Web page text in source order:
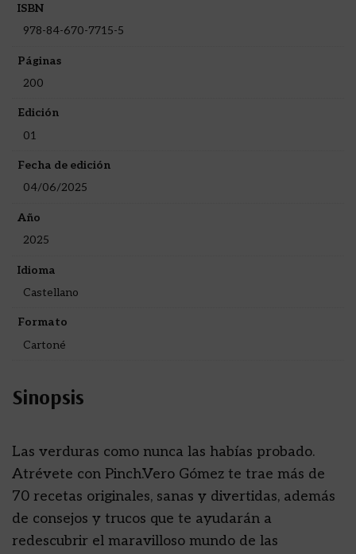
ISBN
978-84-670-7715-5
Páginas
200
Edición
01
Fecha de edición
04/06/2025
Año
2025
Idioma
Castellano
Formato
Cartoné
Sinopsis
Las verduras como nunca las habías probado.
Atrévete con Pinch.Vero Gómez te trae más de
70 recetas originales, sanas y divertidas, además
de consejos y trucos que te ayudarán a
redescubrir el maravilloso mundo de las